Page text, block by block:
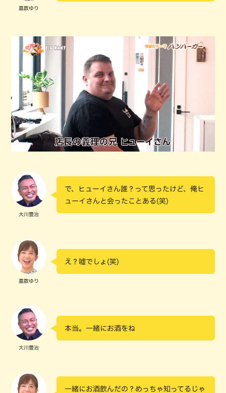
嘉数ゆり
大川豊治
で、ヒューイさん誰？って思ったけど、俺ヒ
ューイさんと会ったことある(笑)
嘉数ゆり
え？嘘でしょ(笑)
大川豊治
本当。一緒にお酒をね
一緒にお酒飲んだの？めっちゃ知ってるじゃ